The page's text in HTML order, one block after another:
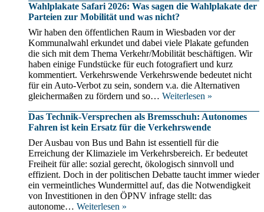
wieder:
Märchen
von
der
fliegenden
Bahn
–
Warum
die
Magnetbahn-
Debatte
der
Verkehrswende
schadet
Wahlplakate Safari 2026: Was sagen die Wahlplakate der
Parteien zur Mobilität und was nicht?
Wir haben den öffentlichen Raum in Wiesbaden vor der
Kommunalwahl erkundet und dabei viele Plakate gefunden
die sich mit dem Thema Verkehr/Mobilität beschäftigen. Wir
haben einige Fundstücke für euch fotografiert und kurz
kommentiert. Verkehrswende Verkehrswende bedeutet nicht
für ein Auto-Verbot zu sein, sondern v.a. die Alternativen
gleichermaßen zu fördern und so… Weiterlesen »
2026:
sagen
die
Wahlplakate
der
Parteien
zur
Das Technik-Versprechen als Bremsschuh: Autonomes
Fahren ist kein Ersatz für die Verkehrswende
Der Ausbau von Bus und Bahn ist essentiell für die
Erreichung der Klimaziele im Verkehrsbereich. Er bedeutet
Freiheit für alle: sozial gerecht, ökologisch sinnvoll und
effizient. Doch in der politischen Debatte taucht immer wieder
ein vermeintliches Wundermittel auf, das die Notwendigkeit
von Investitionen in den ÖPNV infrage stellt: das
autonome… Weiterlesen »